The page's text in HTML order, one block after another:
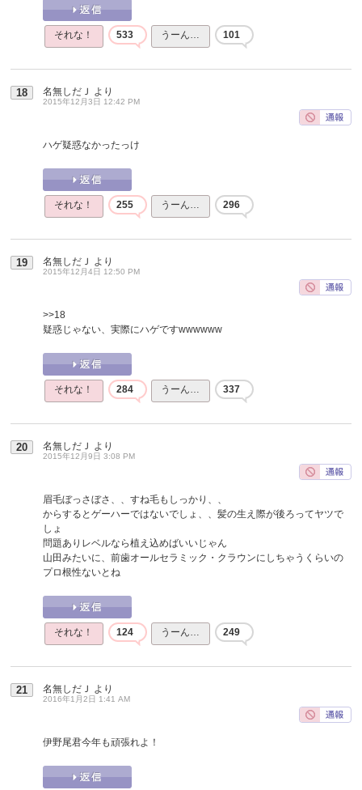
それな！ 533 うーん… 101
18 名無しだＪ より
2015年12月3日 12:42 PM
ハゲ疑惑なかったっけ
それな！ 255 うーん… 296
19 名無しだＪ より
2015年12月4日 12:50 PM
>>18
疑惑じゃない、実際にハゲですwwwwww
それな！ 284 うーん… 337
20 名無しだＪ より
2015年12月9日 3:08 PM
眉毛ぼっさぼさ、、すね毛もしっかり、、
からするとゲーハーではないでしょ、、髪の生え際が後ろってヤツで
しょ
問題ありレベルなら植え込めばいいじゃん
山田みたいに、前歯オールセラミック・クラウンにしちゃうくらいの
プロ根性ないとね
それな！ 124 うーん… 249
21 名無しだＪ より
2016年1月2日 1:41 AM
伊野尾君今年も頑張れよ！